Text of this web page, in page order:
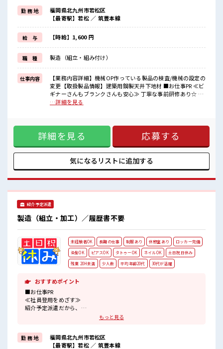
残業は月20時間以上あります♪
≪週休2日制≫
週末は家族や友人と一緒にプライベート満喫！
≪動きやすい制服アリ≫
制服があるので、
毎日の服装の悩み解消♪
≪未経験の方も大カンゲイ≫
新しいことにチャレンジするのは不安だけど、
しっかり働く環境が整っています！
イチからスキルUP・ステップUP目指していきましょう！
■職場の雰囲気
20代が多数活躍中！
仕事の合間の息抜きは休憩室で♪
ロッカーあり！
安心してお仕事に集中♪
勤 務 地
福岡県北九州市若松区
【最寄駅】若松 ／ 筑豊本線
給 与 【時給】1,600 円
職 種 製造（組立・組み付け）
仕事内容
【業務内容詳細】機械OP作っている製品の検査/機械の設定の
変更【取扱製品情報】建築用鋼製天井下地材 ■お仕事PR ≪ビ
ギナーさんもブランクさんも安心≫ 丁寧な事前研修あり☆ ≪
残業で収入アップ≫ 高収入を希望される方にオススメ。 残業
あるので、 毎日の服装の悩み解消♪ ≪未経験の方も大カンゲ
イ≫ 新しいことにチャレンジするのは不安だけど、 しっかり
働く環境が整っています！ イチからスキルUP・ステップUP
目指していきましょう！ ■職場の雰囲気 20代が多数活躍中！
社会人経験が浅くてもOK！ ここから経験積んでいきましょ！
仕事の合間の息抜きは休憩室で♪ ロッカーあり！ 安心してお
…詳細を見る
詳細を見る 応募する
気になるリストに追加する
紹介予定派遣
製造（組立・加工）／履歴書不要
未経験者OK 長期の仕事 制服あり 休憩室あり
ロッカー完備
染髪OK
ピアスOK タトゥーOK ネイルOK
土日祝日休み
残業 20H未満
少人数 平均年齢20代 30代が活躍
おすすめポイント
■お仕事PR
≪社員登用をめざす≫
紹介予定派遣だから、
自分に職場が合うかお試しできるのがポイント☆
残業は月20時間未満で、
ほどよく稼げます♪
もっと見る
勤 務 地
福岡県北九州市若松区
【最寄駅】若松 ／ 筑豊本線